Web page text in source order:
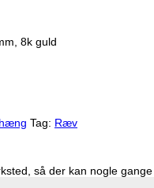
8k guld
Tag: Ræv
så der kan nogle